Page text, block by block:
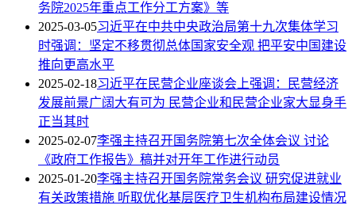
务院2025年重点工作分工方案》等
2025-03-05习近平在中共中央政治局第十九次集体学习
时强调：坚定不移贯彻总体国家安全观 把平安中国建设
推向更高水平
2025-02-18习近平在民营企业座谈会上强调：民营经济
发展前景广阔大有可为 民营企业和民营企业家大显身手
正当其时
2025-02-07李强主持召开国务院第七次全体会议 讨论
《政府工作报告》稿并对开年工作进行动员
2025-01-20李强主持召开国务院常务会议 研究促进就业
有关政策措施 听取优化基层医疗卫生机构布局建设情况